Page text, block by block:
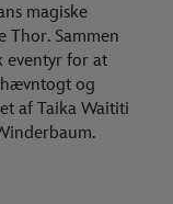
magiske
Sammen
eventyr for at
og
af Taika Waititi